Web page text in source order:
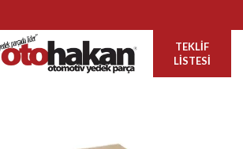
TEKLIF
LISTESI